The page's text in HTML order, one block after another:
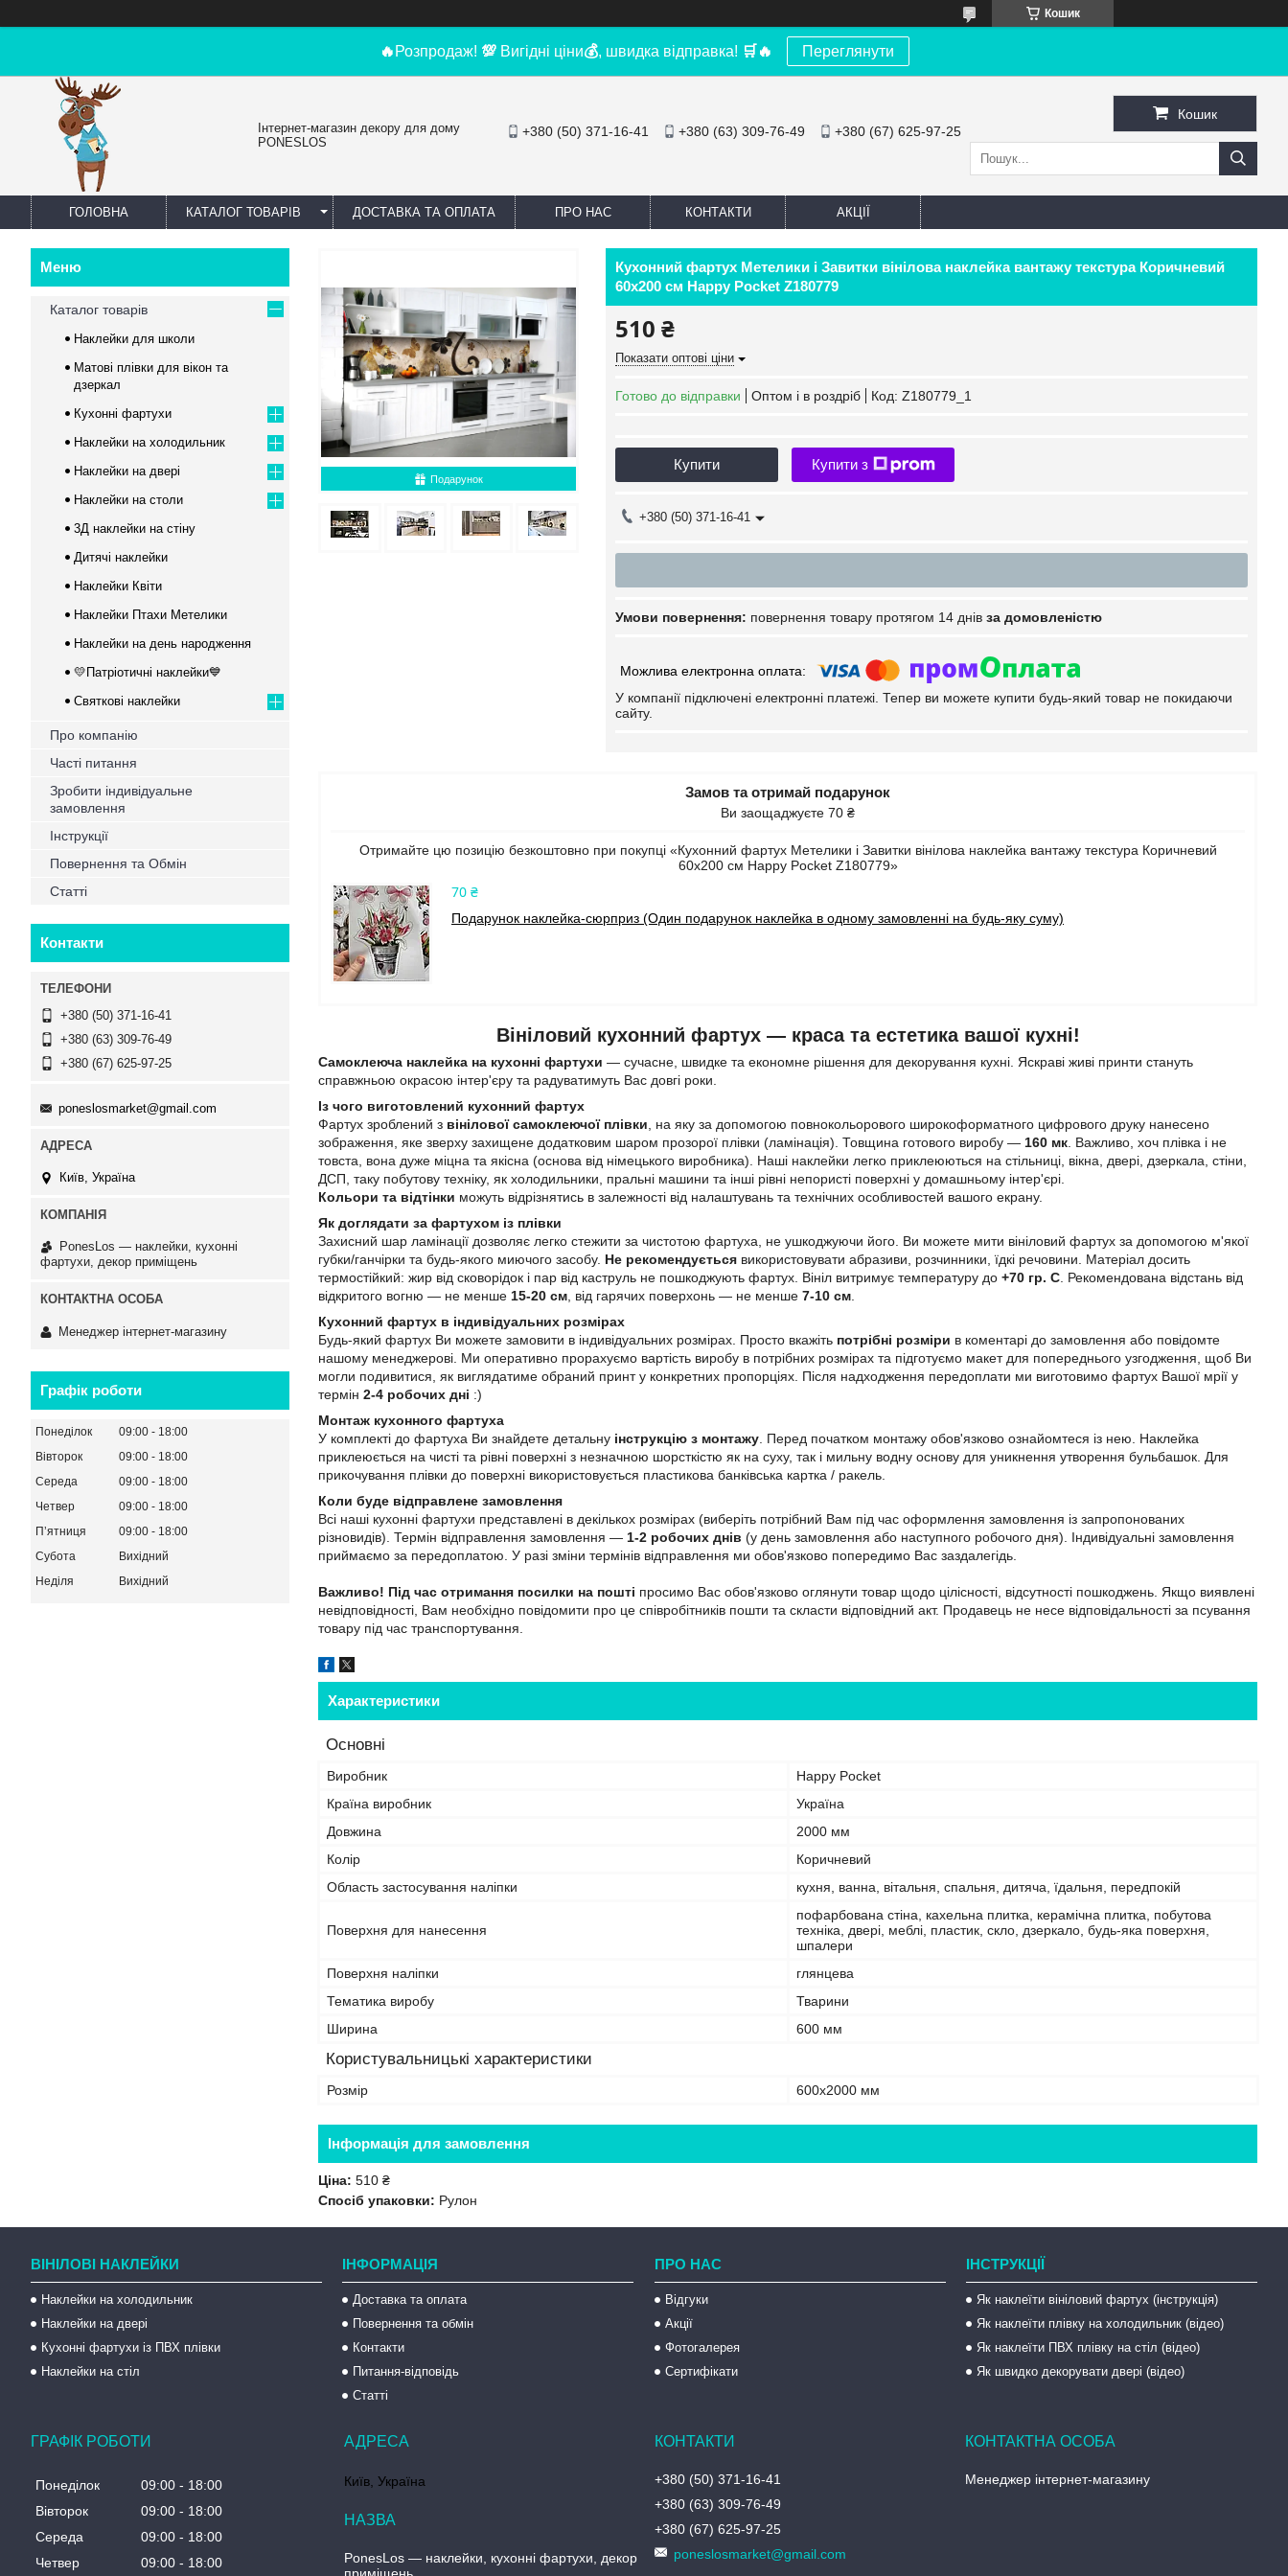
Кошик
🔥 Розпродаж! 💯 Вигідні ціни💰, швидка відправка! 🛒 🔥 Переглянути
Інтернет-магазин декору для дому
PONESLOS
+380 (50) 371-16-41 +380 (63) 309-76-49 +380 (67) 625-97-25
Кошик
ГОЛОВНА КАТАЛОГ ТОВАРІВ ДОСТАВКА ТА ОПЛАТА ПРО НАС КОНТАКТИ АКЦІЇ
Подарунок
Кухонний фартух Метелики і Завитки вінілова наклейка вантажу текстура Коричневий
60х200 см Happy Pocket Z180779
510 ₴
Показати оптові ціни
Готово до відправки Оптом і в роздріб Код: Z180779_1
Купити Купити з
+380 (50) 371-16-41
повернення товару протягом 14 днів за домовленістю
У компанії підключені електронні платежі. Тепер ви можете купити будь-який товар не покидаючи
сайту.
Замов та отримай подарунок
Ви заощаджуєте 70 ₴
Отримайте цю позицію безкоштовно при покупці «Кухонний фартух Метелики і Завитки вінілова наклейка вантажу текстура Коричневий
60х200 см Happy Pocket Z180779»
70 ₴
Подарунок наклейка-сюрприз (Один подарунок наклейка в одному замовленні на будь-яку суму)
Вініловий кухонний фартух — краса та естетика вашої кухні!
Самоклеюча наклейка на кухонні фартухи — сучасне, швидке та економне рішення для декорування кухні. Яскраві живі принти стануть
справжньою окрасою інтер'єру та радуватимуть Вас довгі роки.
Із чого виготовлений кухонний фартух
Фартух зроблений з вінілової самоклеючої плівки , на яку за допомогою повнокольорового широкоформатного цифрового друку нанесено
зображення, яке зверху захищене додатковим шаром прозорої плівки (ламінація). Товщина готового виробу — 160 мк . Важливо, хоч плівка і не
товста, вона дуже міцна та якісна (основа від німецького виробника). Наші наклейки легко приклеюються на стільниці, вікна, двері, дзеркала, стіни,
ДСП, таку побутову техніку, як холодильники, пральні машини та інші рівні непористі поверхні у домашньому інтер'єрі.
Кольори та відтінки можуть відрізнятись в залежності від налаштувань та технічних особливостей вашого екрану.
Як доглядати за фартухом із плівки
Захисний шар ламінації дозволяє легко стежити за чистотою фартуха, не ушкоджуючи його. Ви можете мити вініловий фартух за допомогою м'якої
губки/ганчірки та будь-якого миючого засобу. Не рекомендується використовувати абразиви, розчинники, їдкі речовини. Матеріал досить
термостійкий: жир від сковорідок і пар від каструль не пошкоджують фартух. Вініл витримує температуру до +70 гр. С . Рекомендована відстань від
відкритого вогню — не менше 15-20 см , від гарячих поверхонь — не менше 7-10 см
Кухонний фартух в індивідуальних розмірах
Будь-який фартух Ви можете замовити в індивідуальних розмірах. Просто вкажіть потрібні розміри в коментарі до замовлення або повідомте
нашому менеджерові. Ми оперативно прорахуємо вартість виробу в потрібних розмірах та підготуємо макет для попереднього узгодження, щоб Ви
могли подивитися, як виглядатиме обраний принт у конкретних пропорціях. Після надходження передоплати ми виготовимо фартух Вашої мрії у
термін 2-4 робочих дні :)
Монтаж кухонного фартуха
У комплекті до фартуха Ви знайдете детальну інструкцію з монтажу . Перед початком монтажу обов'язково ознайомтеся із нею. Наклейка
приклеюється на чисті та рівні поверхні з незначною шорсткістю як на суху, так і мильну водну основу для уникнення утворення бульбашок. Для
прикочування плівки до поверхні використовується пластикова банківська картка / ракель.
Коли буде відправлене замовлення
Всі наші кухонні фартухи представлені в декількох розмірах (виберіть потрібний Вам під час оформлення замовлення із запропонованих
різновидів). Термін відправлення замовлення — 1-2 робочих днів (у день замовлення або наступного робочого дня). Індивідуальні замовлення
приймаємо за передоплатою. У разі зміни термінів відправлення ми обов'язково попередимо Вас заздалегідь.
Важливо! Під час отримання посилки на пошті просимо Вас обов'язково оглянути товар щодо цілісності, відсутності пошкоджень. Якщо виявлені
невідповідності, Вам необхідно повідомити про це співробітників пошти та скласти відповідний акт. Продавець не несе відповідальності за псування
товару під час транспортування.
Характеристики
Основні
Виробник
Happy Pocket
Країна виробник
Україна
Довжина
2000 мм
Колір
Коричневий
Область застосування наліпки
кухня, ванна, вітальня, спальня, дитяча, їдальня, передпокій
Поверхня для нанесення
пофарбована стіна, кахельна плитка, керамічна плитка, побутова
техніка, двері, меблі, пластик, скло, дзеркало, будь-яка поверхня,
шпалери
Поверхня наліпки
глянцева
Тематика виробу
Тварини
Ширина
600 мм
Користувальницькі характеристики
Розмір 600х2000 мм
Інформація для замовлення
Ціна: 510 ₴
Спосіб упаковки: Рулон
Каталог товарів
Наклейки для школи
Матові плівки для вікон та
дзеркал
Кухонні фартухи
Наклейки на холодильник
Наклейки на двері
Наклейки на столи
3Д наклейки на стіну
Дитячі наклейки
Наклейки Квіти
Наклейки Птахи Метелики
Наклейки на день народження
💛Патріотичні наклейки💙
Святкові наклейки
Про компанію
Часті питання
Зробити індивідуальне
замовлення
Інструкції
Повернення та Обмін
Статті
Контакти
+380 (50) 371-16-41
+380 (63) 309-76-49
+380 (67) 625-97-25
poneslosmarket@gmail.com
Київ, Україна
PonesLos ― наклейки, кухонні
фартухи, декор приміщень
Менеджер інтернет-магазину
Графік роботи
Понеділок 09:00
18:00
Вівторок
09:00
18:00
Середа
09:00
18:00
Четвер
09:00
18:00
Пʼятниця
09:00
18:00
Субота
Вихідний
Неділя
Вихідний
ВІНІЛОВІ НАКЛЕЙКИ
Наклейки на холодильник
Наклейки на двері
Кухонні фартухи із ПВХ плівки
Наклейки на стіл
ІНФОРМАЦІЯ
Доставка та оплата
Повернення та обмін
Контакти
Питання-відповідь
Статті
ПРО НАС
Відгуки
Акції
Фотогалерея
Сертифікати
ІНСТРУКЦІЇ
Як наклеїти вініловий фартух (інструкція)
Як наклеїти плівку на холодильник (відео)
Як наклеїти ПВХ плівку на стіл (відео)
Як швидко декорувати двері (відео)
ГРАФІК РОБОТИ
Понеділок 09:00
18:00
Вівторок
09:00
18:00
Середа
09:00
18:00
Четвер
09:00 18:00
Київ, Україна
PonesLos ― наклейки, кухонні фартухи, декор
+380 (50) 371-16-41
+380 (63) 309-76-49
+380 (67) 625-97-25
poneslosmarket@gmail.com
Менеджер інтернет-магазину